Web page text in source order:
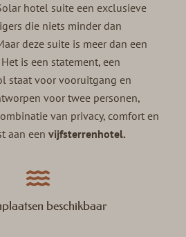
hotel suite een exclusieve
die niets minder dan
deze suite is meer dan een
is een statement, een
staat voor vooruitgang en
voor twee personen,
van privacy, comfort en
aan eenvijfsterrenhotel.
beschikbaar